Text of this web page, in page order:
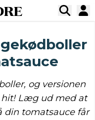
og versionen
hit! Læg ud med at
din tomatsauce får